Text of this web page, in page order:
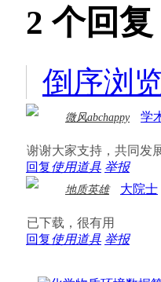
2 个回复
倒序浏
微风abchappy 学
谢谢大家支持，共同发
回复使用道具 举报
地质英雄 大院士
已下载，很有用
回复使用道具 举报